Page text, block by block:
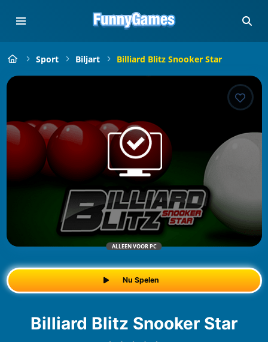
Sport Biljart Billiard Blitz Snooker Star
ALLEEN VOOR PC
Nu Spelen
Billiard Blitz Snooker Star